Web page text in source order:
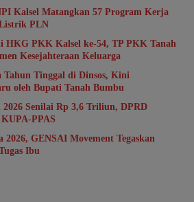
Kalsel Matangkan 57 Program Kerja
PLN
HKG PKK Kalsel ke-54, TP PKK Tanah
Kesejahteraan Keluarga
Tinggal di Dinsos, Kini
oleh Bupati Tanah Bumbu
Senilai Rp 3,6 Triliun, DPRD
PPAS
2026, GENSAI Movement Tegaskan
Ibu